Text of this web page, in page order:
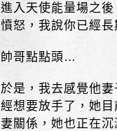
進入天使能量場之
憤怒，我說你已經
帥哥點點頭…
於是，我去感覺他
經想要放手了，她
妻關係，她也正在